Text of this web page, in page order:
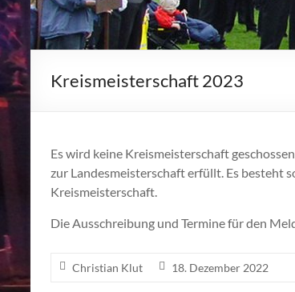
Kreismeisterschaft 2023
Es wird keine Kreismeisterschaft
zur Landesmeisterschaft erfüllt. Es besteht
Kreismeisterschaft.
Die Ausschreibung und Termine für den
Christian Klut 18. Dezember 2022